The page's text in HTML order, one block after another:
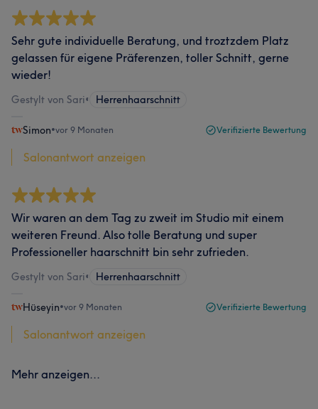
Sehr gute individuelle Beratung, und troztzdem Platz
gelassen für eigene Präferenzen, toller Schnitt, gerne
wieder!
Gestylt von Sari• Herrenhaarschnitt
Simon•vor 9 Monaten Verifizierte Bewertung
Salonantwort anzeigen
Wir waren an dem Tag zu zweit im Studio mit einem
weiteren Freund. Also tolle Beratung und super
Professioneller haarschnitt bin sehr zufrieden.
Gestylt von Sari• Herrenhaarschnitt
Hüseyin•vor 9 Monaten Verifizierte Bewertung
Salonantwort anzeigen
Mehr anzeigen...